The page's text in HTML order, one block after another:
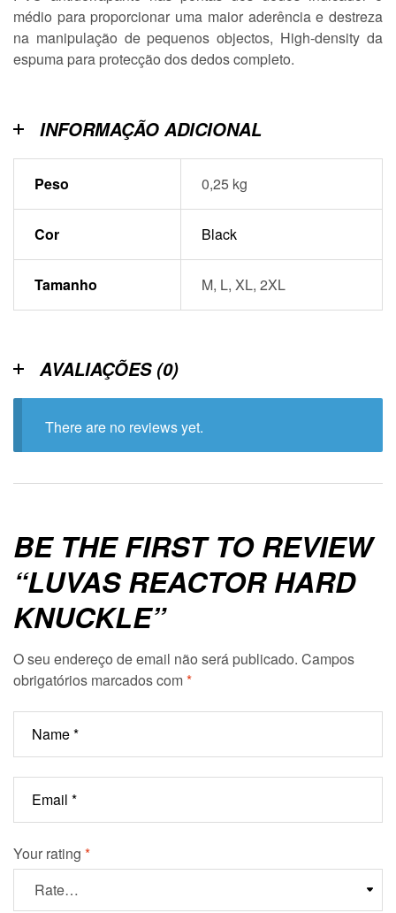
médio para proporcionar uma maior aderência e destreza
na manipulação de pequenos objectos, High-density da
espuma para protecção dos dedos completo.
INFORMAÇÃO ADICIONAL
Peso 0,25 kg
Cor Black
Tamanho M, L, XL, 2XL
AVALIAÇÕES (0)
There are no reviews yet.
BE THE FIRST TO REVIEW
“LUVAS REACTOR HARD
KNUCKLE”
O seu endereço de email não será publicado. Campos
obrigatórios marcados com*
Your rating *